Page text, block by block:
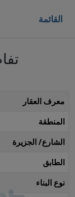
القائمة
معرف العقار
المنطقة
الشارع/ الجزيرة
الطابق
نوع البناء